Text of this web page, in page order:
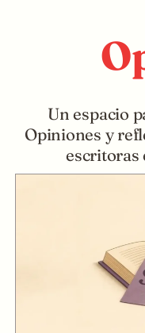
Un espacio
Opiniones y
escritoras